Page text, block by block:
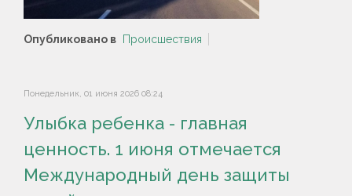
Опубликовано в Происшествия
Понедельник, 01 июня 2026 08:24
Улыбка ребенка - главная
ценность. 1 июня отмечается
Международный день защиты